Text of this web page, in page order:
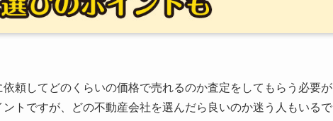
頼してどのくらいの価格で売れるのか査定をしてもらう必要が
トですが、どの不動産会社を選んだら良いのか迷う人もいるで